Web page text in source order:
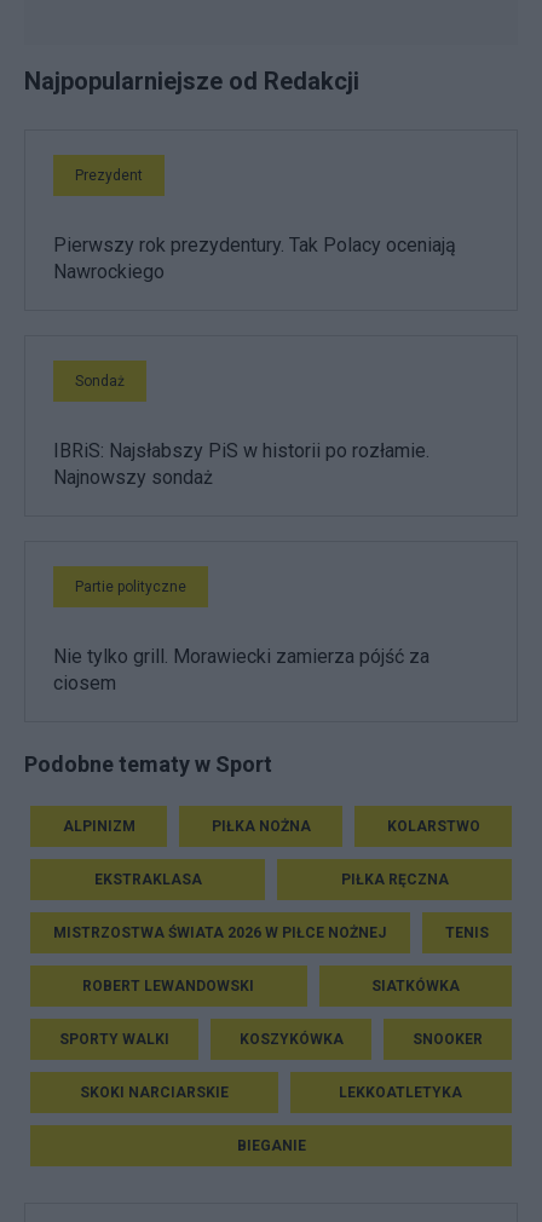
Najpopularniejsze od Redakcji
Prezydent
Pierwszy rok prezydentury. Tak Polacy oceniają
Nawrockiego
Sondaż
IBRiS: Najsłabszy PiS w historii po rozłamie.
Najnowszy sondaż
Partie polityczne
Nie tylko grill. Morawiecki zamierza pójść za
ciosem
Podobne tematy w Sport
ALPINIZM PIŁKA NOŻNA KOLARSTWO
EKSTRAKLASA PIŁKA RĘCZNA
MISTRZOSTWA ŚWIATA 2026 W PIŁCE NOŻNEJ TENIS
ROBERT LEWANDOWSKI SIATKÓWKA
SPORTY WALKI KOSZYKÓWKA SNOOKER
SKOKI NARCIARSKIE LEKKOATLETYKA
BIEGANIE